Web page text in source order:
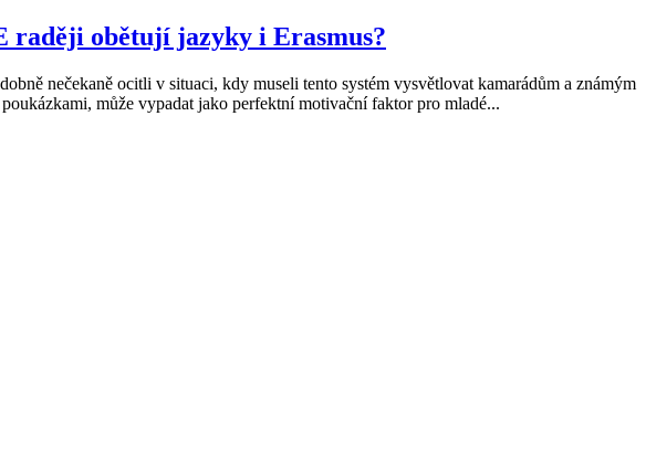
raději obětují jazyky i Erasmus?
nečekaně ocitli v situaci, kdy museli tento systém vysvětlovat kamarádům a známým
může vypadat jako perfektní motivační faktor pro mladé...